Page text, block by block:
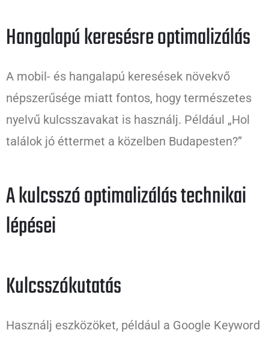
Hangalapú keresésre optimalizálás
A mobil- és hangalapú keresések növekvő
népszerűsége miatt fontos, hogy természetes
nyelvű kulcsszavakat is használj. Például „Hol
találok jó éttermet a közelben Budapesten?”
A kulcsszó optimalizálás technikai
lépései
Kulcsszókutatás
Használj eszközöket, például a Google Keyword